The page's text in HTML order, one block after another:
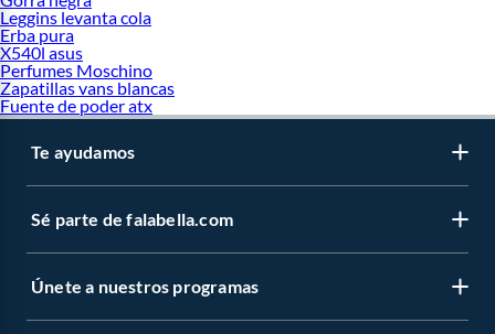
Leggins levanta cola
Erba pura
X540l asus
Perfumes Moschino
Zapatillas vans blancas
Fuente de poder atx
Te ayudamos
Sé parte de falabella.com
Únete a nuestros programas